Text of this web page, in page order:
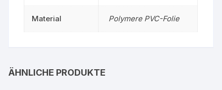
Material Polymere PVC-Folie
ÄHNLICHE PRODUKTE